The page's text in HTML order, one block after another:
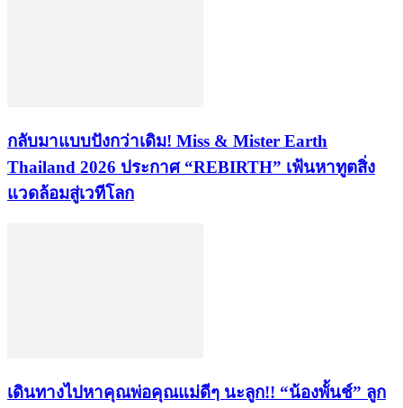
กลับมาแบบปังกว่าเดิม! Miss & Mister Earth
Thailand 2026 ประกาศ “REBIRTH” เฟ้นหาทูตสิ่ง
แวดล้อมสู่เวทีโลก
เดินทางไปหาคุณพ่อคุณแม่ดีๆ นะลูก!! “น้องพั้นช์” ลูก